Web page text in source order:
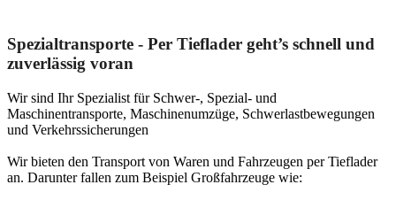
Spezialtransporte - Per Tieflader geht’s schnell und
zuverlässig voran
Wir sind Ihr Spezialist für Schwer-, Spezial- und
Maschinentransporte, Maschinenumzüge, Schwerlastbewegungen
und Verkehrssicherungen
Wir bieten den Transport von Waren und Fahrzeugen per Tieflader
an. Darunter fallen zum Beispiel Großfahrzeuge wie: